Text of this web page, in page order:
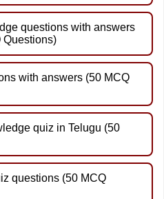
questions with answers
Questions)
with answers (50 MCQ
quiz in Telugu (50
questions (50 MCQ